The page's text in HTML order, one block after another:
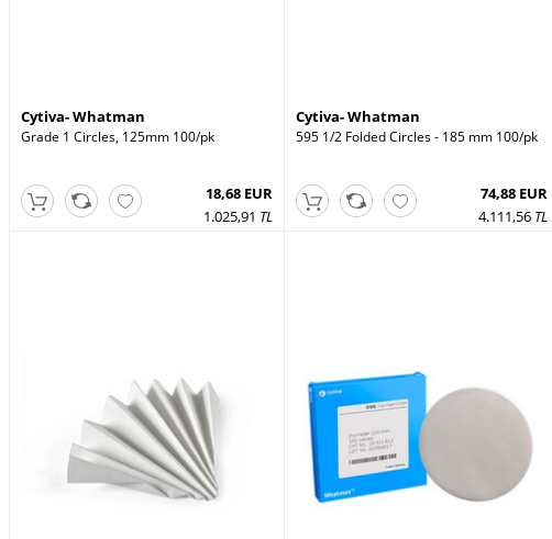
Cytiva- Whatman
Grade 1 Circles, 125mm 100/pk
18,68 EUR
1.025,91 TL
Cytiva- Whatman
595 1/2 Folded Circles - 185 mm 100/pk
74,88 EUR
4.111,56 TL